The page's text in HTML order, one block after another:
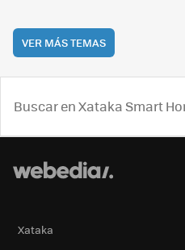
VER MÁS TEMAS
Xataka